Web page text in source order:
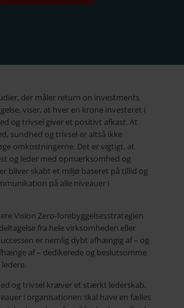
der måler return on investments
viser, at hver en krone investeret i
og trivsel giver et positivt afkast. At
sundhed og trivsel er altså ikke
omkostningerne. Det er vigtigt, at
og leder med opmærksomhed og
bliver skabt et miljø baseret på tillid og
på alle niveauer i
Vision Zero-forebyggelsesstrategien
fra hele virksomheden eller
er nemlig dybt afhængig af – og
af – dedikerede og beslutsomme
og trivsel kræver et stærkt lederskab.
i organisationen skal have en fælles